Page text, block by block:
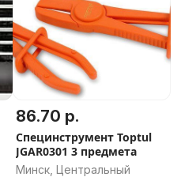
86.70 р.
Специнструмент Toptul
JGAR0301 3 предмета
Минск, Центральный